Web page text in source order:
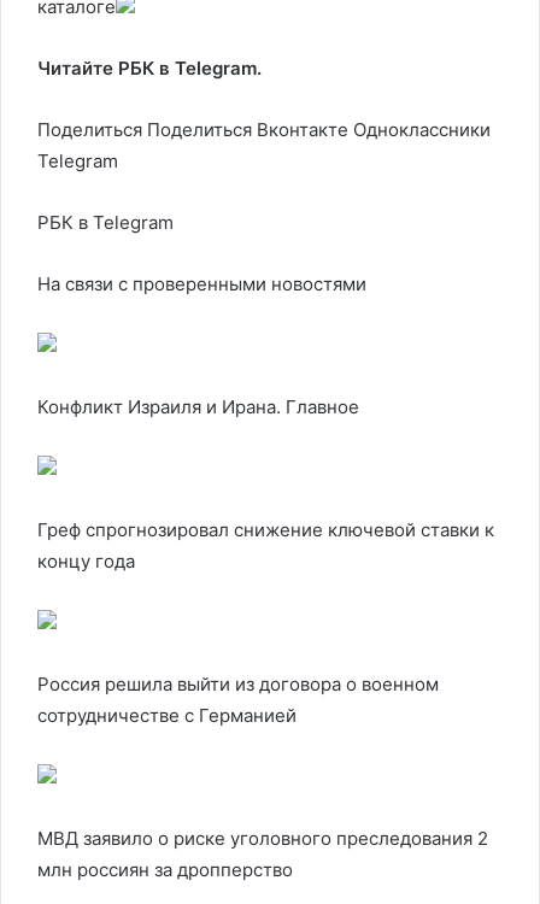
каталоге
Читайте РБК в Telegram.
Поделиться Поделиться Вконтакте Одноклассники
Telegram
РБК в Telegram
На связи с проверенными новостями
Конфликт Израиля и Ирана. Главное
Греф спрогнозировал снижение ключевой ставки к
концу года
Россия решила выйти из договора о военном
сотрудничестве с Германией
МВД заявило о риске уголовного преследования 2
млн россиян за дропперство